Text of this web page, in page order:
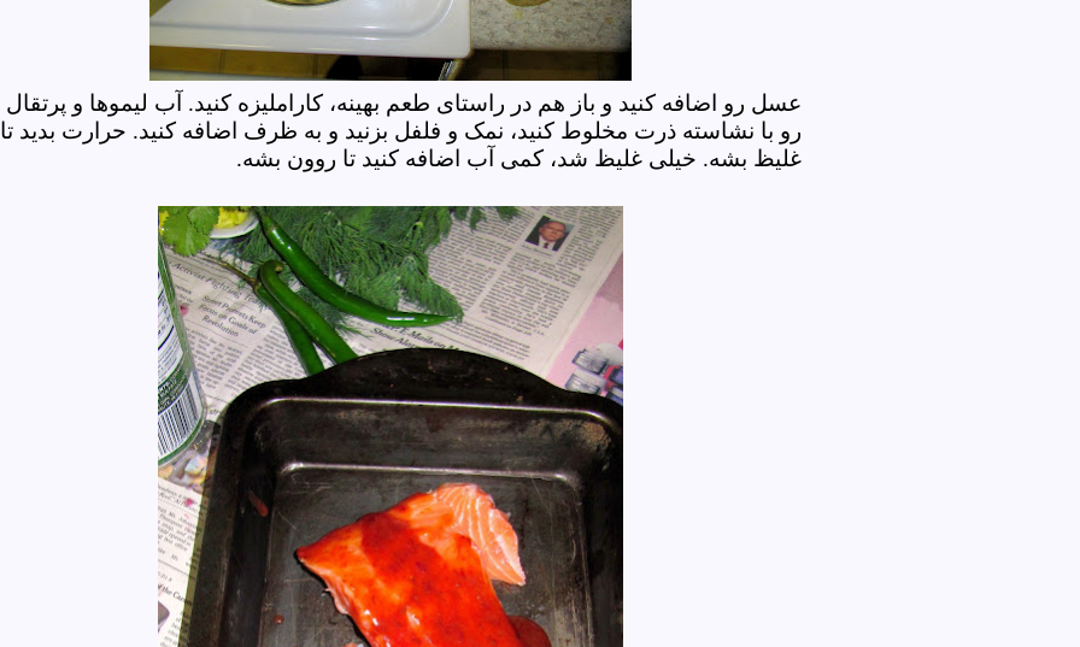
عسل رو اضافه کنید و باز هم در راستای طعم بهینه، کاراملیزه کنید. آب لیموها و پرتقال
رو با نشاسته ذرت مخلوط کنید، نمک و فلفل بزنید و به ظرف اضافه کنید. حرارت بدید تا
غلیظ بشه. خیلی غلیظ شد، کمی آب اضافه کنید تا روون بشه.